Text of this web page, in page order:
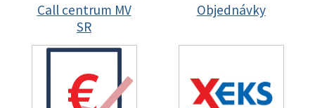
Call centrum MV
SR
Objednávky